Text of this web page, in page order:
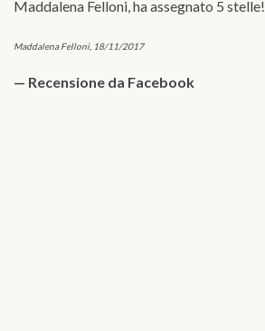
Maddalena Felloni, ha assegnato 5 stelle!
Maddalena Felloni, 18/11/2017
Recensione da Facebook